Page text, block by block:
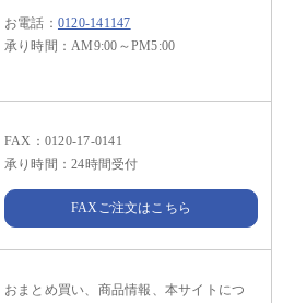
お電話： 0120-141147
承り時間：AM9:00～PM5:00
FAX：0120-17-0141
承り時間：24時間受付
FAXご注文はこちら
おまとめ買い、商品情報、本サイトにつ